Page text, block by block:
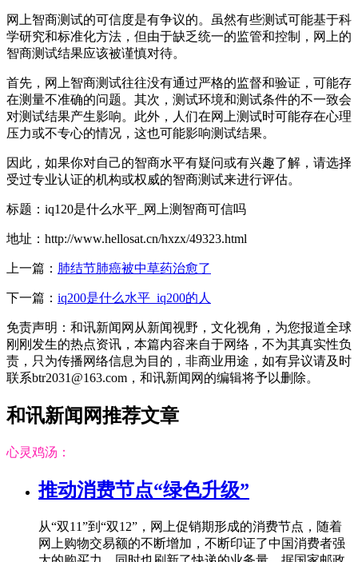
网上智商测试的可信度是有争议的。虽然有些测试可能基于科
学研究和标准化方法，但由于缺乏统一的监管和控制，网上的
智商测试结果应该被谨慎对待。
首先，网上智商测试往往没有通过严格的监督和验证，可能存
在测量不准确的问题。其次，测试环境和测试条件的不一致会
对测试结果产生影响。此外，人们在网上测试时可能存在心理
压力或不专心的情况，这也可能影响测试结果。
因此，如果你对自己的智商水平有疑问或有兴趣了解，请选择
受过专业认证的机构或权威的智商测试来进行评估。
标题：iq120是什么水平_网上测智商可信吗
地址：http://www.hellosat.cn/hxzx/49323.html
上一篇： 肺结节肺癌被中草药治愈了
下一篇： iq200是什么水平_iq200的人
免责声明：和讯新闻网从新闻视野，文化视角，为您报道全球
刚刚发生的热点资讯，本篇内容来自于网络，不为其真实性负
责，只为传播网络信息为目的，非商业用途，如有异议请及时
联系btr2031@163.com，和讯新闻网的编辑将予以删除。
和讯新闻网推荐文章
心灵鸡汤：
推动消费节点“绿色升级”
从“双11”到“双12”，网上促销期形成的消费节点，随着
网上购物交易额的不断增加，不断印证了中国消费者强